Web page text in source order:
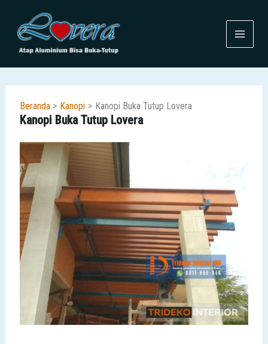
konten
Beranda Kanopi Kanopi Buka Tutup Lovera
Kanopi Buka Tutup Lovera